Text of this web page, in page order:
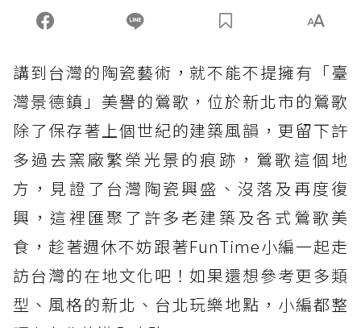
講到台灣的陶瓷藝術，就不能不提擁有「臺
灣景德鎮」美譽的鶯歌，位於新北市的鶯歌
除了保存著上個世紀的建築風韻，更留下許
多過去窯廠繁榮光景的痕跡，鶯歌這個地
方，見證了台灣陶瓷興盛、沒落及再度復
興，這裡匯聚了許多老建築及各式鶯歌美
食，趁著週休不妨跟著FunTime小編一起走
訪台灣的在地文化吧！如果還想參考更多類
型、風格的新北、台北玩樂地點，小編都整